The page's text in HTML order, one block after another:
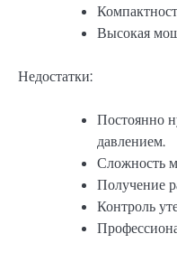
Высокая
Недостатки:
Постоянно
давлением.
Сложность
Получение
Контроль